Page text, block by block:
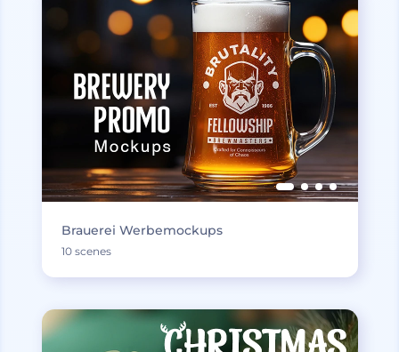
Brauerei Werbemockups
10 scenes